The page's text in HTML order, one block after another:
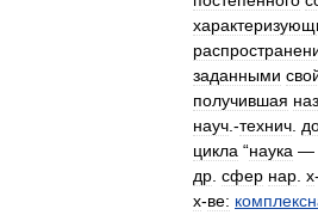
заданными
получившая
науч .-технич
цикла “наука —
др сфер нар х-
х-ве: